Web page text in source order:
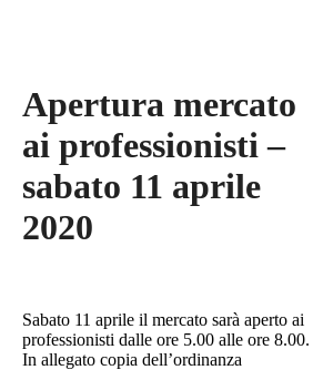
Apertura mercato
ai professionisti –
sabato 11 aprile
2020
Sabato 11 aprile il mercato sarà aperto ai
professionisti dalle ore 5.00 alle ore 8.00.
In allegato copia dell’ordinanza